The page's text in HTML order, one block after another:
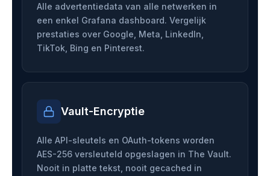
Alle advertentiedata van alle netwerken in
een enkel Grafana dashboard. Vergelijk
prestaties over Google, Meta, LinkedIn,
TikTok, Bing en Pinterest.
Vault-Encryptie
Alle API-sleutels en OAuth-tokens worden
AES-256 versleuteld opgeslagen in The Vault.
Nooit in platte tekst, nooit gecached in